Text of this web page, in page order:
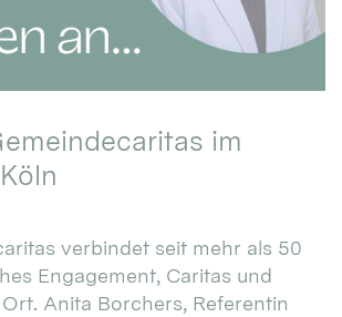
im
verbindet seit mehr als 50
Engagement, Caritas und
Anita Borchers, Referentin